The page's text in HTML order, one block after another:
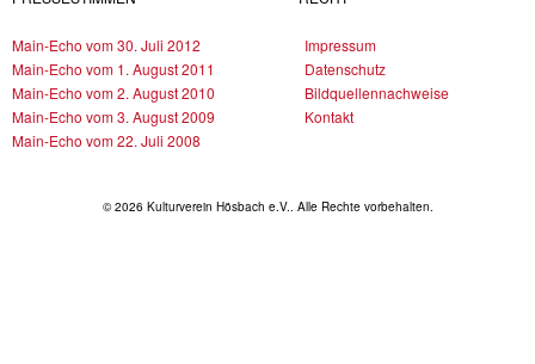
Main-Echo vom 30. Juli 2012
Main-Echo vom 1. August 2011
Main-Echo vom 2. August 2010
Main-Echo vom 3. August 2009
Main-Echo vom 22. Juli 2008
Impressum
Datenschutz
Bildquellennachweise
Kontakt
© 2026 Kulturverein Hösbach e.V.. Alle Rechte vorbehalten.